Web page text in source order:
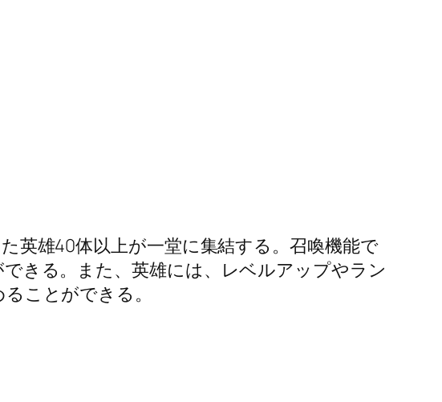
英雄40体以上が一堂に集結する。召喚機能で
きる。また、英雄には、レベルアップやラン
ことができる。